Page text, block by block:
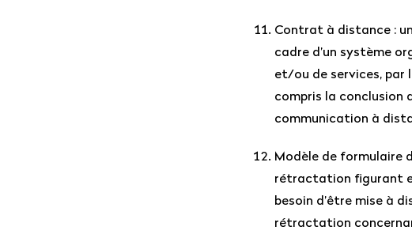
Contrat à distance :
cadre d’un système
et/ou de services, par
compris la conclusion
communication à
Modèle de formulaire
rétractation figurant
besoin d’être mise à
rétractation